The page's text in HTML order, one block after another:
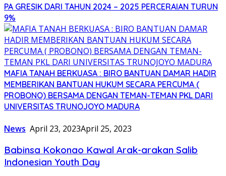
PA GRESIK DARI TAHUN 2024 – 2025 PERCERAIAN TURUN
9%
MAFIA TANAH BERKUASA : BIRO BANTUAN DAMAR HADIR
MEMBERIKAN BANTUAN HUKUM SECARA PERCUMA (
PROBONO) BERSAMA DENGAN TEMAN-TEMAN PKL DARI
UNIVERSITAS TRUNOJOYO MADURA
News April 23, 2023April 25, 2023
Babinsa Kokonao Kawal Arak-arakan Salib
Indonesian Youth Day